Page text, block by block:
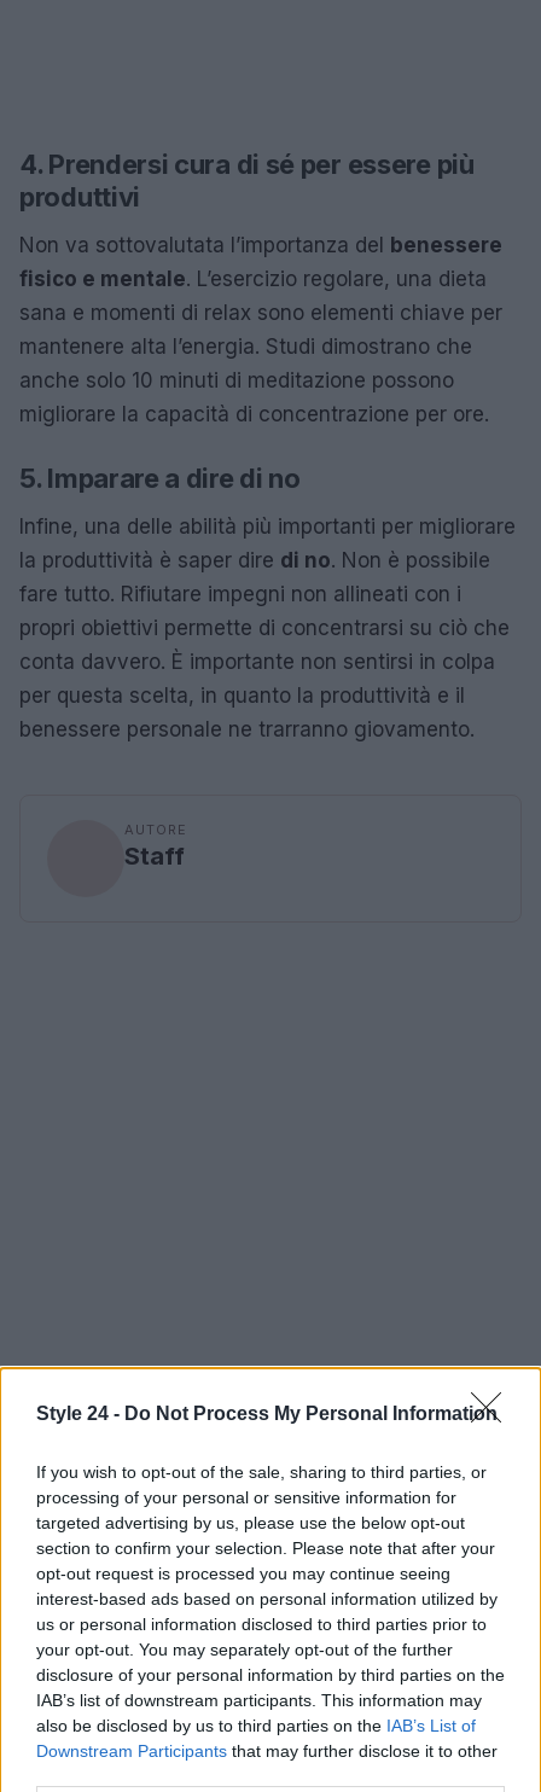
Style 24 - Do Not Process My Personal Information
If you wish to opt-out of the sale, sharing to third parties, or
processing of your personal or sensitive information for
targeted advertising by us, please use the below opt-out
section to confirm your selection. Please note that after your
opt-out request is processed you may continue seeing
interest-based ads based on personal information utilized by
us or personal information disclosed to third parties prior to
your opt-out. You may separately opt-out of the further
disclosure of your personal information by third parties on the
IAB’s list of downstream participants. This information may
also be disclosed by us to third parties on the IAB’s List of
Downstream Participants that may further disclose it to other
4. Prendersi cura di sé per essere più
produttivi
Non va sottovalutata l’importanza del benessere
fisico e mentale. L’esercizio regolare, una dieta
sana e momenti di relax sono elementi chiave per
mantenere alta l’energia. Studi dimostrano che
anche solo 10 minuti di meditazione possono
migliorare la capacità di concentrazione per ore.
5. Imparare a dire di no
Infine, una delle abilità più importanti per migliorare
la produttività è saper dire di no. Non è possibile
fare tutto. Rifiutare impegni non allineati con i
propri obiettivi permette di concentrarsi su ciò che
conta davvero. È importante non sentirsi in colpa
per questa scelta, in quanto la produttività e il
benessere personale ne trarranno giovamento.
AUTORE
Staff
Continua a leggere
LIFESTYLE